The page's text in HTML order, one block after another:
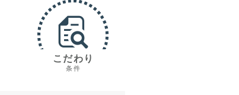
こだわり
条件